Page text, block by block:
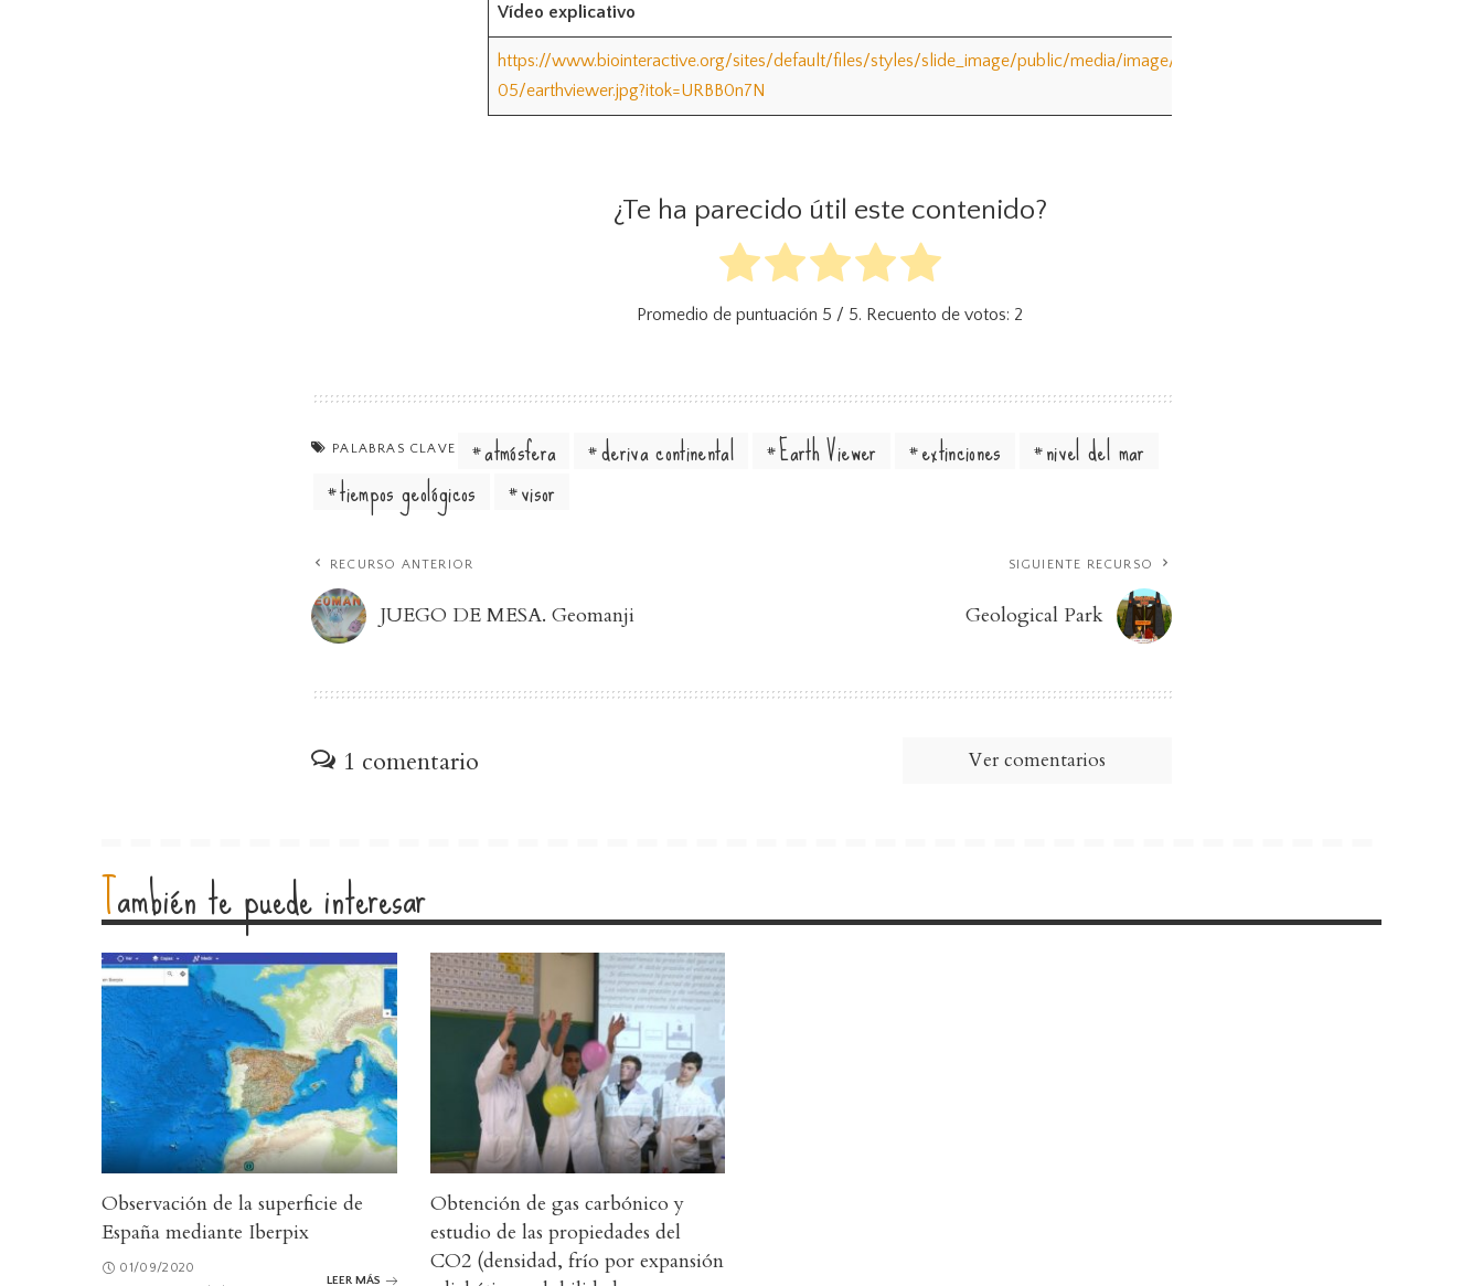
Vídeo explicativo
https://www.biointeractive.org/sites/default/files/styles/slide_image/public/media/image/2019-
05/earthviewer.jpg?itok=URBB0n7N
¿Te ha parecido útil este contenido?
Promedio de puntuación 5 / 5. Recuento de votos: 2
PALABRAS CLAVE atmósfera deriva continental Earth Viewer extinciones
nivel del mar
tiempos geológicos
visor
RECURSO ANTERIOR
JUEGO DE MESA. Geomanji
SIGUIENTE RECURSO
Geological Park
1 comentario Ver comentarios
También te puede interesar
Observación de la superficie de
España mediante Iberpix
01/09/2020
LEER MÁS
Obtención de gas carbónico y
estudio de las propiedades del
CO2 (densidad, frío por expansión